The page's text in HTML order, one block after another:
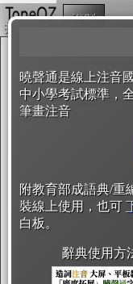
曉聲通是線上注音
中小學考試標準，
筆畫注音
附教育部成語典/重
裝線上使用，也可
白板。
辭典使用方
複製